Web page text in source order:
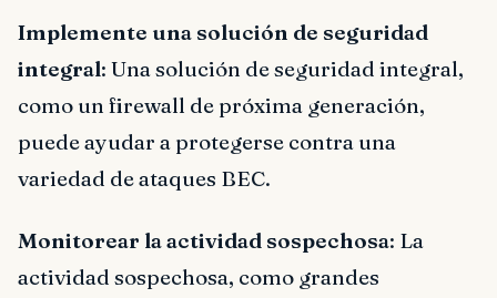
Implemente una solución de seguridad
integral: Una solución de seguridad integral,
como un firewall de próxima generación,
puede ayudar a protegerse contra una
variedad de ataques BEC.
Monitorear la actividad sospechosa: La
actividad sospechosa, como grandes